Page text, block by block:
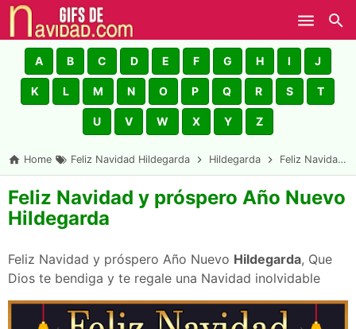
Skip to main content
A B C D E F G H I J
K L M N O P Q R S T
U V W X Y Z
Home Feliz Navidad Hildegarda Hildegarda Feliz Navidad y próspero Año Nuevo Hildegarda
Feliz Navidad y próspero Año Nuevo
Hildegarda
Feliz Navidad y próspero Año Nuevo Hildegarda, Que
Dios te bendiga y te regale una Navidad inolvidable